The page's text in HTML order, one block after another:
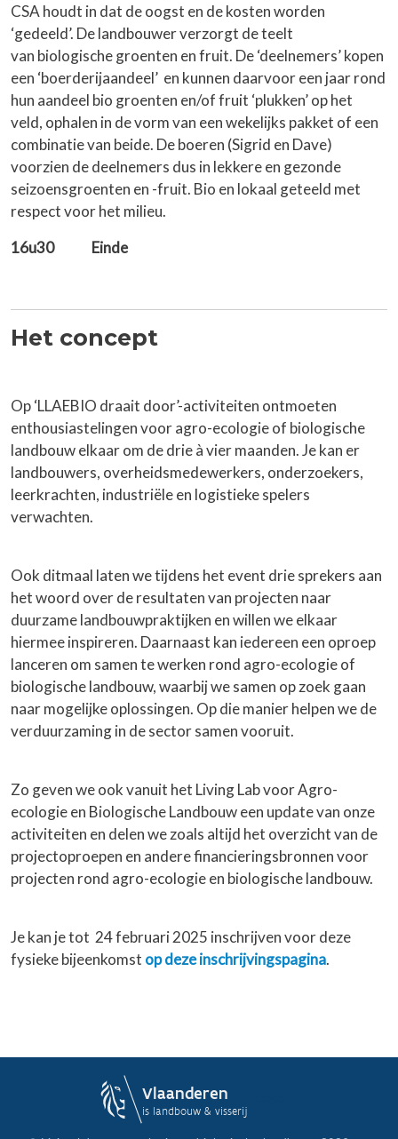
CSA houdt in dat de oogst en de kosten worden
‘gedeeld’. De landbouwer verzorgt de teelt
van biologische groenten en fruit. De ‘deelnemers’ kopen
een ‘boerderijaandeel’ en kunnen daarvoor een jaar rond
hun aandeel bio groenten en/of fruit ‘plukken’ op het
veld, ophalen in de vorm van een wekelijks pakket of een
combinatie van beide. De boeren (Sigrid en Dave)
voorzien de deelnemers dus in lekkere en gezonde
seizoensgroenten en -fruit. Bio en lokaal geteeld met
respect voor het milieu.
16u30 Einde
Het concept
Op ‘LLAEBIO draait door’-activiteiten ontmoeten
enthousiastelingen voor agro-ecologie of biologische
landbouw elkaar om de drie à vier maanden. Je kan er
landbouwers, overheidsmedewerkers, onderzoekers,
leerkrachten, industriële en logistieke spelers
verwachten.
Ook ditmaal laten we tijdens het event drie sprekers aan
het woord over de resultaten van projecten naar
duurzame landbouwpraktijken en willen we elkaar
hiermee inspireren. Daarnaast kan iedereen een oproep
lanceren om samen te werken rond agro-ecologie of
biologische landbouw, waarbij we samen op zoek gaan
naar mogelijke oplossingen. Op die manier helpen we de
verduurzaming in de sector samen vooruit.
Zo geven we ook vanuit het Living Lab voor Agro-
ecologie en Biologische Landbouw een update van onze
activiteiten en delen we zoals altijd het overzicht van de
projectoproepen en andere financieringsbronnen voor
projecten rond agro-ecologie en biologische landbouw.
Je kan je tot 24 februari 2025 inschrijven voor deze
fysieke bijeenkomst op deze inschrijvingspagina.